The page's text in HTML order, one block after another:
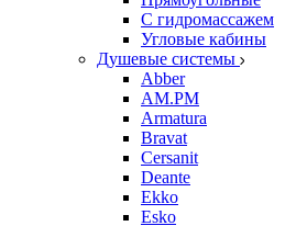
С гидромассажем
Угловые кабины
Душевые системы
Abber
AM.PM
Armatura
Bravat
Cersanit
Deante
Ekko
Esko